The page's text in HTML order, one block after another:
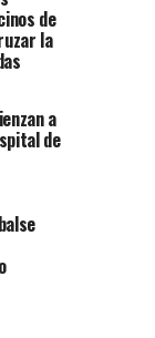
de
la
a
de